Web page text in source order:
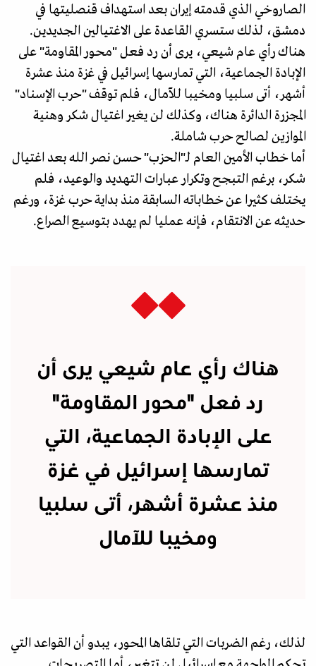
الصاروخي الذي قدمته إيران بعد استهداف قنصليتها في
دمشق، لذلك ستسري القاعدة على الاغتيالين الجديدين.
هناك رأي عام شيعي، يرى أن رد فعل "محور المقاومة" على
الإبادة الجماعية، التي تمارسها إسرائيل في غزة منذ عشرة
أشهر، أتى سلبيا ومخيبا للآمال، فلم توقف "حرب الإسناد"
المجزرة الدائرة هناك، وكذلك لن يغير اغتيال شكر وهنية
الموازين لصالح حرب شاملة.
أما خطاب الأمين العام لـ"الحزب" حسن نصر الله بعد اغتيال
شكر، برغم التبجح وتكرار عبارات التهديد والوعيد، فلم
يختلف كثيرا عن خطاباته السابقة منذ بداية حرب غزة، ورغم
حديثه عن الانتقام، فإنه عمليا لم يهدد بتوسيع الصراع.
هناك رأي عام شيعي يرى أن
رد فعل "محور المقاومة"
على الإبادة الجماعية، التي
تمارسها إسرائيل في غزة
منذ عشرة أشهر، أتى سلبيا
ومخيبا للآمال
لذلك، رغم الضربات التي تلقاها المحور، يبدو أن القواعد التي